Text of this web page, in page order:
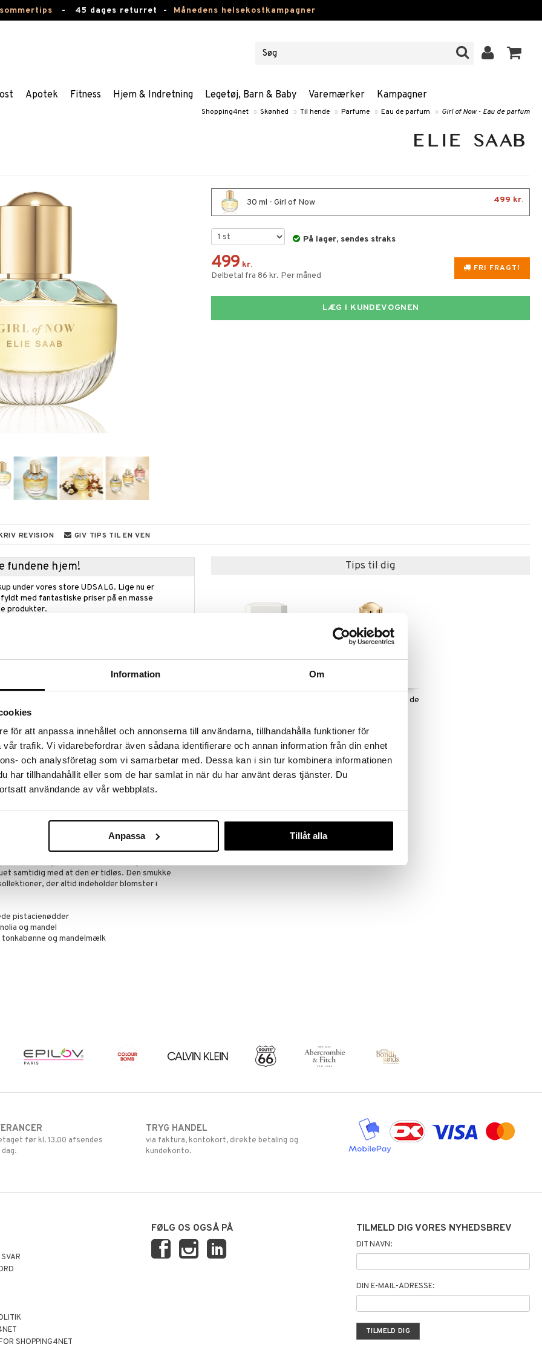
Information Om
för att anpassa innehållet och annonserna till användarna, tillhandahålla funktioner för
trafik. Vi vidarebefordrar även sådana identifierare och annan information från din enhet
och analysföretag som vi samarbetar med. Dessa kan i sin tur kombinera informationen
har tillhandahållit eller som de har samlat in när du har använt deras tjänster. Du
användande av vår webbplats.
Anpassa Tillåt alla
- 45 dages returret - Månedens helsekostkampagner
Apotek Fitness Hjem & Indretning Legetøj, Barn & Baby Varemærker Kampagner
Shopping4net » Skønhed » Til hende » Parfume » Eau de parfum » Girl of Now - Eau de parfum
30 ml - Girl of Now 499 kr.
På lager, sendes straks
FRI FRAGT!
499 kr.
Delbetal fra 86 kr. Per måned
LÆG I KUNDEVOGNEN
REVISION GIV TIPS TIL EN VEN
fundene hjem!
under vores store UDSALG. Lige nu er
med fantastiske priser på en masse
produkter.
i købet
duft fra Elie Saab og få en Girl of Now Lovely
ml, til en værdi af 120 kr.
automatisk i kassen.
så længe lager haves.
blomstret orientalsk duft med sofistikerede
samtidig med at den er tidløs. Den smukke
der altid indeholder blomster i
pistacienødder
og mandel
og mandelmælk
Tips til dig
499
Girl of Now Shine - Eau de
439
før kl. 13.00 afsendes
TRYG HANDEL
via faktura, kontokort, direkte betaling og
kundekonto.
SHOPPING4NET
FØLG OS OGSÅ PÅ TILMELD DIG VORES NYHEDSBREV
DIT NAVN:
DIN E-MAIL-ADRESSE: